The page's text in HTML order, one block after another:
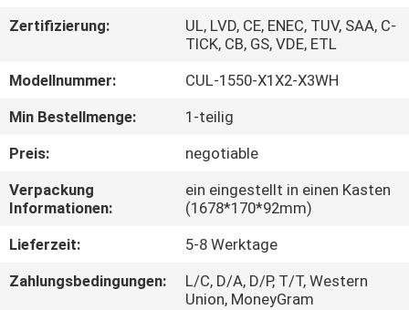
AUSFLUG
TRETEN
SIE
MIT
UNS
IN
Zertifizierung:
UL, LVD, CE, ENEC, TUV, SAA, C-
TICK, CB, GS, VDE, ETL
Modellnummer:
CUL-1550-X1X2-X3WH
Min Bestellmenge:
1-teilig
Preis:
negotiable
Verpackung
Informationen:
ein eingestellt in einen Kasten
(1678*170*92mm)
Lieferzeit:
5-8 Werktage
Zahlungsbedingungen:
L/C, D/A, D/P, T/T, Western
Union, MoneyGram